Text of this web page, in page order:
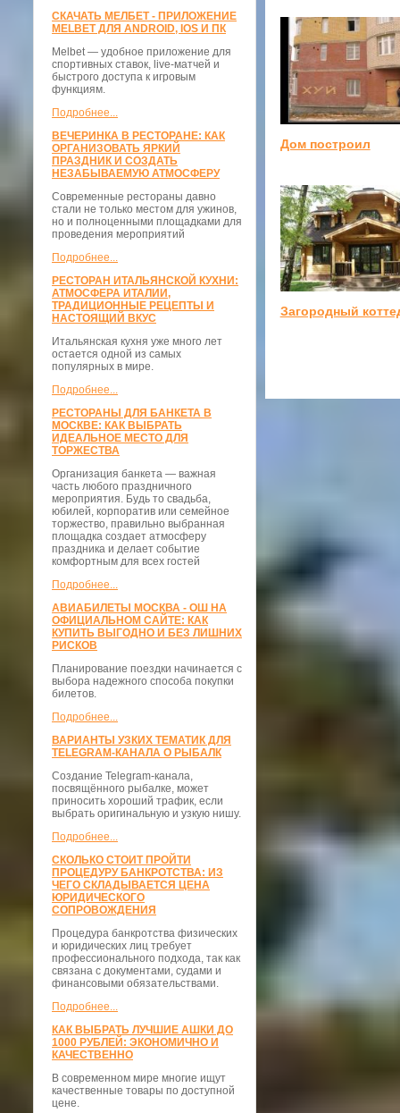
СКАЧАТЬ МЕЛБЕТ - ПРИЛОЖЕНИЕ
MELBET ДЛЯ ANDROID, IOS И ПК
Melbet — удобное приложение для
спортивных ставок, live-матчей и
быстрого доступа к игровым
функциям.
Подробнее...
ВЕЧЕРИНКА В РЕСТОРАНЕ: КАК
ОРГАНИЗОВАТЬ ЯРКИЙ
ПРАЗДНИК И СОЗДАТЬ
НЕЗАБЫВАЕМУЮ АТМОСФЕРУ
Современные рестораны давно
стали не только местом для ужинов,
но и полноценными площадками для
проведения мероприятий
Подробнее...
РЕСТОРАН ИТАЛЬЯНСКОЙ КУХНИ:
АТМОСФЕРА ИТАЛИИ,
ТРАДИЦИОННЫЕ РЕЦЕПТЫ И
НАСТОЯЩИЙ ВКУС
Итальянская кухня уже много лет
остается одной из самых
популярных в мире.
Подробнее...
РЕСТОРАНЫ ДЛЯ БАНКЕТА В
МОСКВЕ: КАК ВЫБРАТЬ
ИДЕАЛЬНОЕ МЕСТО ДЛЯ
ТОРЖЕСТВА
Организация банкета — важная
часть любого праздничного
мероприятия. Будь то свадьба,
юбилей, корпоратив или семейное
торжество, правильно выбранная
площадка создает атмосферу
праздника и делает событие
комфортным для всех гостей
Подробнее...
АВИАБИЛЕТЫ МОСКВА - ОШ НА
ОФИЦИАЛЬНОМ САЙТЕ: КАК
КУПИТЬ ВЫГОДНО И БЕЗ ЛИШНИХ
РИСКОВ
Планирование поездки начинается с
выбора надежного способа покупки
билетов.
Подробнее...
ВАРИАНТЫ УЗКИХ ТЕМАТИК ДЛЯ
TELEGRAM-КАНАЛА О РЫБАЛК
Создание Telegram-канала,
посвящённого рыбалке, может
приносить хороший трафик, если
выбрать оригинальную и узкую нишу.
Подробнее...
СКОЛЬКО СТОИТ ПРОЙТИ
ПРОЦЕДУРУ БАНКРОТСТВА: ИЗ
ЧЕГО СКЛАДЫВАЕТСЯ ЦЕНА
ЮРИДИЧЕСКОГО
СОПРОВОЖДЕНИЯ
Процедура банкротства физических
и юридических лиц требует
профессионального подхода, так как
связана с документами, судами и
финансовыми обязательствами.
Подробнее...
КАК ВЫБРАТЬ ЛУЧШИЕ АШКИ ДО
1000 РУБЛЕЙ: ЭКОНОМИЧНО И
КАЧЕСТВЕННО
В современном мире многие ищут
качественные товары по доступной
цене.
Дом построил
Загородный